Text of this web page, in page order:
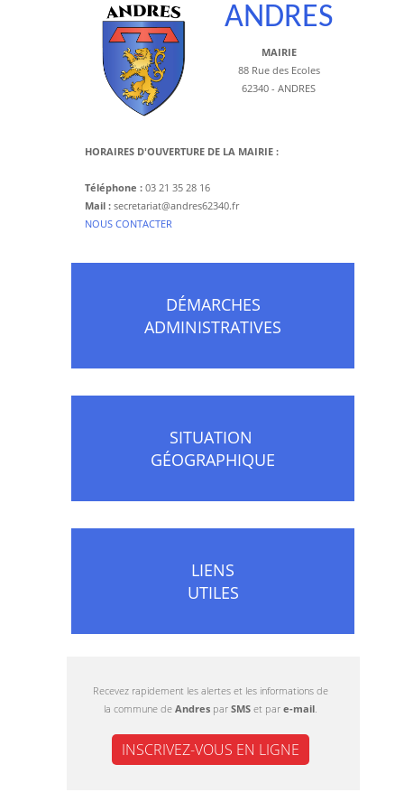
ANDRES
MAIRIE
88 Rue des Ecoles
62340 - ANDRES
HORAIRES D'OUVERTURE DE LA MAIRIE :
Téléphone : 03 21 35 28 16
Mail : secretariat@andres62340.fr
​NOUS CONTACTER
DÉMARCHES
ADMINISTRATIVES
SITUATION
GÉOGRAPHIQUE
LIENS
UTILES
Recevez rapidement les alertes et les informations de
la commune de Andres par SMS et par e-mail.
INSCRIVEZ-VOUS EN LIGNE